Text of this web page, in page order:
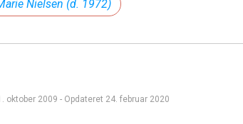
Nielsen (d. 1972)
oktober 2009 - Opdateret 24. februar 2020